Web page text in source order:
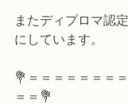
またディプロマ認
にしています。
💐＝＝＝＝＝＝＝
＝＝💐